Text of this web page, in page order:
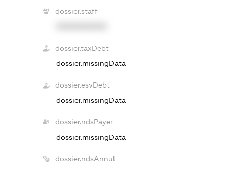
dossier.staff
dossier.taxDebt
dossier.missingData
dossier.esvDebt
dossier.missingData
dossier.ndsPayer
dossier.missingData
dossier.ndsAnnul